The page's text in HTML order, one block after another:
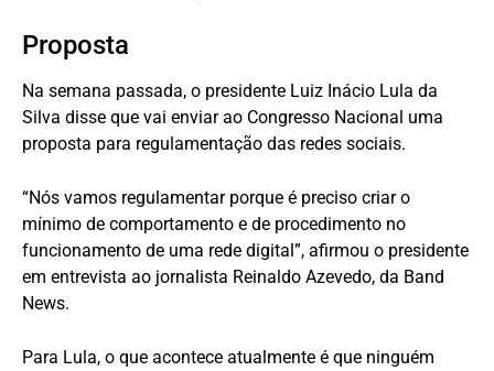
Proposta
Na semana passada, o presidente Luiz Inácio Lula da
Silva disse que vai enviar ao Congresso Nacional uma
proposta para regulamentação das redes sociais.
“Nós vamos regulamentar porque é preciso criar o
mínimo de comportamento e de procedimento no
funcionamento de uma rede digital”, afirmou o presidente
em entrevista ao jornalista Reinaldo Azevedo, da Band
News.
Para Lula, o que acontece atualmente é que ninguém